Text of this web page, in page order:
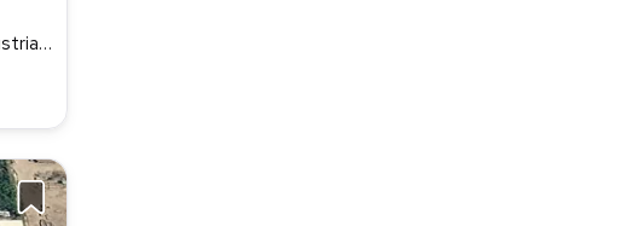
Carretera Merida A Uman 4211, Ampliación Ciudad Industrial, Umán